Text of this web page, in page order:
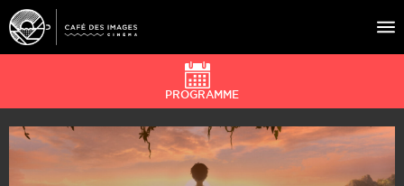
À L’AFFICHE
ÉVÉNEMENTS
CAFÉ DU CINÉ
PROGRAMME